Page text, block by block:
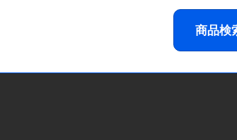
商品